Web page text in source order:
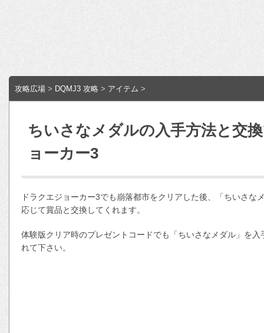
攻略広場 > DQMJ3 攻略 > アイテム >
ちいさなメダルの入手方法と交
ョーカー3
ドラクエジョーカー3でも崩落都市をクリアした後、「ちいさ
応じて賞品と交換してくれます。
体験版クリア時のプレゼントコードでも「ちいさなメダル」を
れて下さい。